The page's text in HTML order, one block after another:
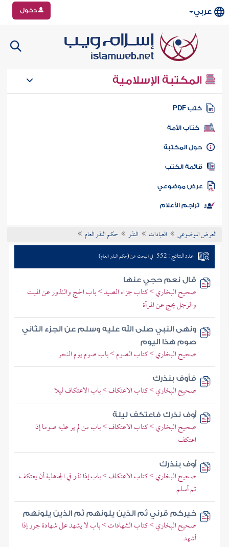
عربي دخول
المكتبة الإسلامية
كتب PDF
كتاب الأمة
المكتبة
الكتب
موضوعي
تراجم الأعلام
العرض الموضوعي العبادات النذر حكم النذر العام
عدد النتائج : 552 في البحث عن (حكم النذر العام)
قال نعم حجي عنها
صحيح البخاري > كتاب جزاء الصيد > باب الحج والنذور عن الميت
والرجل يحج عن المرأة
ونهى النبي صلى الله عليه وسلم عن الجزء الثاني
صوم هذا اليوم
صحيح البخاري > كتاب الصوم > باب صوم يوم النحر
فأوف بنذرك
صحيح البخاري > كتاب الاعتكاف > باب الاعتكاف ليلا
أوف نذرك فاعتكف ليلة
صحيح البخاري > كتاب الاعتكاف > باب من لم ير عليه صوما إذا
اعتكف
أوف بنذرك
صحيح البخاري > كتاب الاعتكاف > باب إذا نذر في الجاهلية أن يعتكف
ثم أسلم
خيركم قرني ثم الذين يلونهم ثم الذين يلونهم
صحيح البخاري > كتاب الشهادات > باب لا يشهد على شهادة جور إذا
أشهد